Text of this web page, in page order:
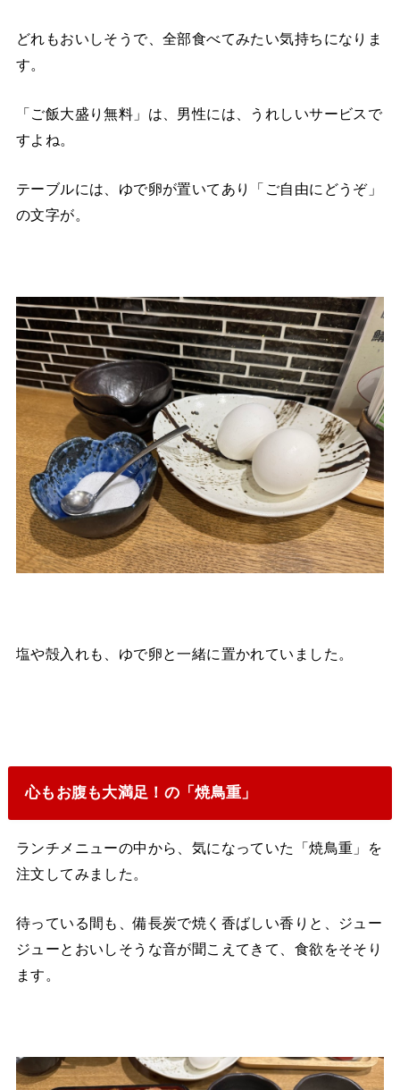
どれもおいしそうで、全部食べてみたい気持ちになりま
す。
「ご飯大盛り無料」は、男性には、うれしいサービスで
すよね。
テーブルには、ゆで卵が置いてあり「ご自由にどうぞ」
の文字が。
塩や殻入れも、ゆで卵と一緒に置かれていました。
心もお腹も大満足！の「焼鳥重」
ランチメニューの中から、気になっていた「焼鳥重」を
注文してみました。
待っている間も、備長炭で焼く香ばしい香りと、ジュー
ジューとおいしそうな音が聞こえてきて、食欲をそそり
ます。